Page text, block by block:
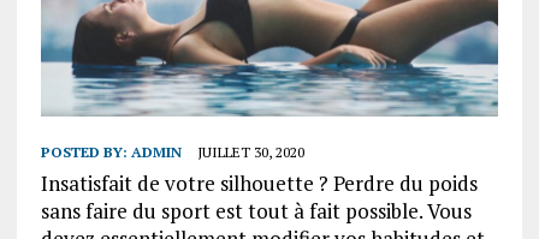
POSTED BY: ADMIN JUILLET 30, 2020
Insatisfait de votre silhouette ? Perdre du poids
sans faire du sport est tout à fait possible. Vous